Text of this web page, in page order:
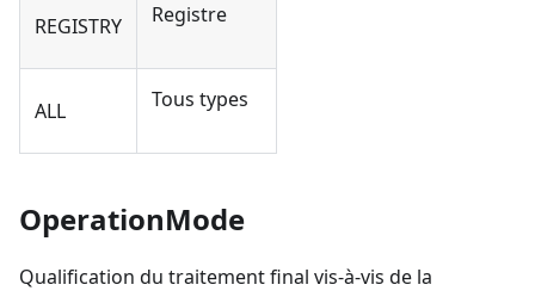
REGISTRY Registre
ALL Tous types
OperationMode
Qualification du traitement final vis-à-vis de la